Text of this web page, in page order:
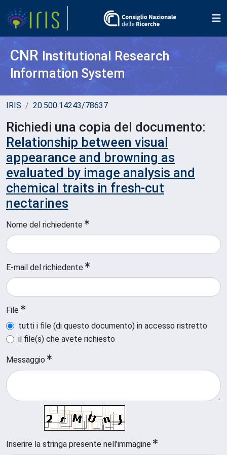
CNR Institutional Research
Information System
IRIS 20.500.14243/78637
Richiedi una copia del documento:
Relationship between visual
appearance and browning as
evaluated by image analysis and
chemical traits in fresh-cut
nectarines
Nome del richiedente
E-mail del richiedente
File
tutti i file (di questo documento) in accesso ristretto
il file(s) che avete richiesto
Messaggio
Inserire la stringa presente nell'immagine